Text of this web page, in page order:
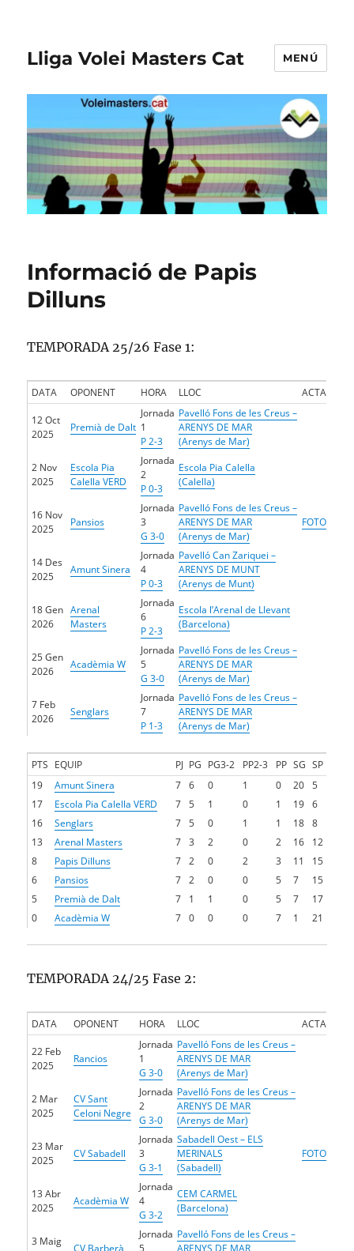
Lliga Volei Masters Cat MENÚ
Informació de Papis
Dilluns
TEMPORADA 25/26 Fase 1:
DATA OPONENT HORA LLOC ACTA
12 Oct
2025
Premià de Dalt
Jornada
1
P 2-3
Pavelló Fons de les Creus –
ARENYS DE MAR
(Arenys de Mar)
2 Nov
2025
Escola Pia
Calella VERD
Jornada
2
P 0-3
Escola Pia Calella
(Calella)
16 Nov
2025
Pansios
Jornada
3
G 3-0
Pavelló Fons de les Creus –
ARENYS DE MAR
(Arenys de Mar)
FOTO
14 Des
2025
Amunt Sinera
Jornada
4
P 0-3
Pavelló Can Zariquei –
ARENYS DE MUNT
(Arenys de Munt)
18 Gen
2026
Arenal
Masters
Jornada
6
P 2-3
Escola l’Arenal de Llevant
(Barcelona)
25 Gen
2026
Acadèmia W
Jornada
5
G 3-0
Pavelló Fons de les Creus –
ARENYS DE MAR
(Arenys de Mar)
7 Feb
2026
Senglars
Jornada
7
P 1-3
Pavelló Fons de les Creus –
ARENYS DE MAR
(Arenys de Mar)
PTS EQUIP PJ PG PG3-2 PP2-3 PP SG SP
19
Amunt Sinera 7 6 0 1 0 20
5
17
Escola Pia Calella VERD 7 5 1 0 1 19
6
16
Senglars 7 5 0 1 1 18
8
13
Arenal Masters 7 3 2 0 2 16
12
8
Papis Dilluns 7 2 0 2 3 11
15
6
Pansios 7 2 0 0 5 7
15
5
Premià de Dalt 7 1 1 0 5 7
17
0
Acadèmia W 7 0 0 0 7 1 21
TEMPORADA 24/25 Fase 2:
DATA OPONENT HORA LLOC ACTA
22 Feb
2025
Rancios
Jornada
1
G 3-0
Pavelló Fons de les Creus –
ARENYS DE MAR
(Arenys de Mar)
2 Mar
2025
CV Sant
Celoni Negre
Jornada
2
G 3-0
Pavelló Fons de les Creus –
ARENYS DE MAR
(Arenys de Mar)
23 Mar
2025
CV Sabadell
Jornada
3
G 3-1
Sabadell Oest – ELS
MERINALS
(Sabadell)
FOTO
13 Abr
2025
Acadèmia W
Jornada
4
G 3-2
CEM CARMEL
(Barcelona)
3 Maig
CV Barberà
Jornada
5
Pavelló Fons de les Creus –
ARENYS DE MAR